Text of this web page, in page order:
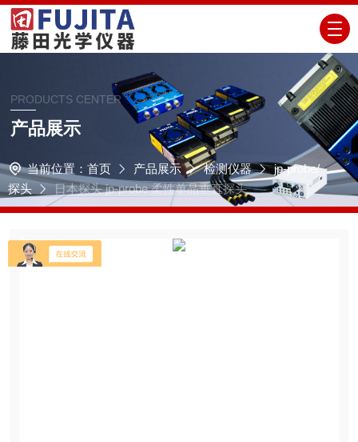
PRODUCTS CENTER
产品展示
当前位置： 首页 产品展示 检测仪器
jp-probe/
探头
日本探头 jp-probe 柔性单晶垂直探头